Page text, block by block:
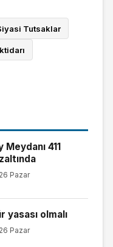
Tutsaklar
411
Pazar
yasası olmalı
Pazar